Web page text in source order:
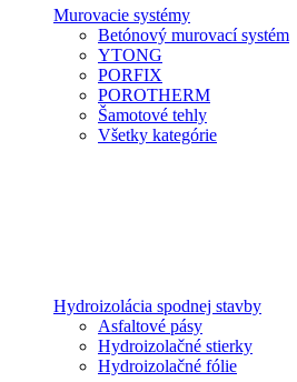
Murovacie systémy
Betónový murovací systém
YTONG
PORFIX
POROTHERM
Šamotové tehly
Všetky kategórie
Hydroizolácia spodnej stavby
Asfaltové pásy
Hydroizolačné stierky
Hydroizolačné fólie